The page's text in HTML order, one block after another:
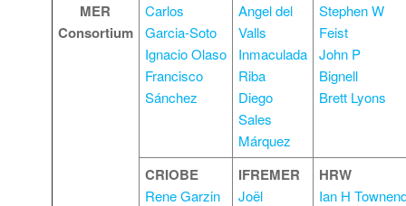
MER
Consortium
Carlos
Garcia-Soto
Ignacio Olaso
Francisco
Sánchez
Angel del
Valls
Inmaculada
Riba
Diego
Sales
Márquez
Stephen W
Feist
John P
Bignell
Brett Lyons
CRIOBE
Rene Garzin
IFREMER
Joël
HRW
Ian H